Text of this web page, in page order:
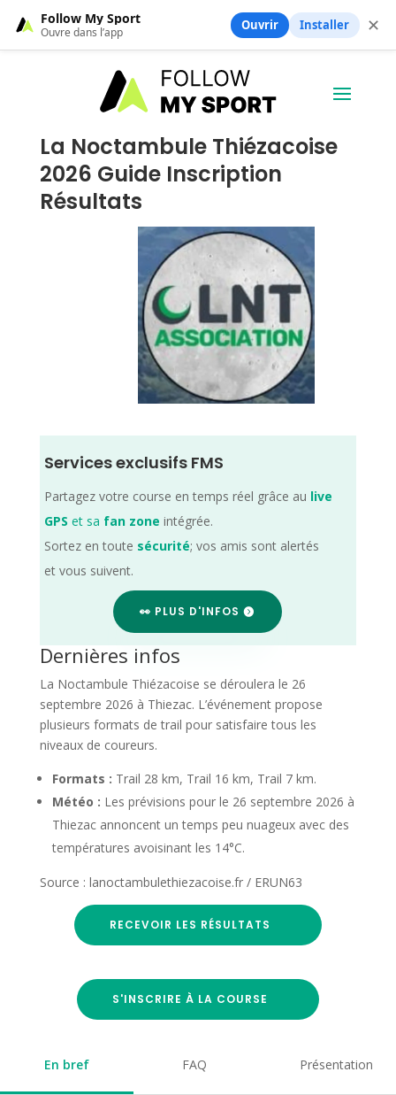
La Noctambule Thiézacoise
2026 Guide Inscription
Résultats
Services exclusifs FMS
Partagez votre course en temps réel grâce au live
GPS et sa fan zone intégrée.
Sortez en toute sécurité; vos amis sont alertés
et vous suivent.
👀 PLUS D'INFOS
Dernières infos
La Noctambule Thiézacoise se déroulera le 26
septembre 2026 à Thiezac. L’événement propose
plusieurs formats de trail pour satisfaire tous les
niveaux de coureurs.
Formats : Trail 28 km, Trail 16 km, Trail 7 km.
Météo : Les prévisions pour le 26 septembre 2026 à
Thiezac annoncent un temps peu nuageux avec des
températures avoisinant les 14°C.
Source : lanoctambulethiezacoise.fr / ERUN63
RECEVOIR LES RÉSULTATS
S'INSCRIRE À LA COURSE
En bref FAQ Présentation
Follow My Sport
Ouvre dans l’app Ouvrir Installer ✕